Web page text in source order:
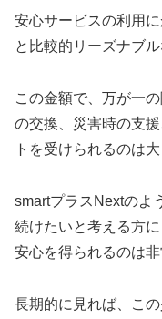
安心サービスの利用
と比較的リーズナブ
この金額で、万が一
の交換、災害時の支
トを受けられるのは
smartプラスNextのよ
続けたいと考える方
安心を得られるのは非
長期的に見れば、こ